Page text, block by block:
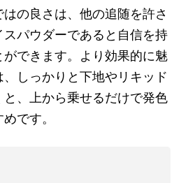
の良さは、他の追随を許さ
パウダーであると自信を持
できます。より効果的に魅
しっかりと下地やリキッド
、上から乗せるだけで発色
です。